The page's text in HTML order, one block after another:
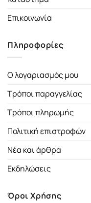
Επικοινωνία
Πληροφορίες
Ο λογαριασμός μου
Τρόποι παραγγελίας
Τρόποι πληρωμής
Πολιτική επιστροφών
Νέα και άρθρα
Εκδηλώσεις
Όροι Χρήσης